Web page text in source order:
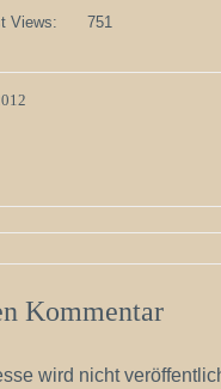
Views: 751
Kommentar
wird nicht